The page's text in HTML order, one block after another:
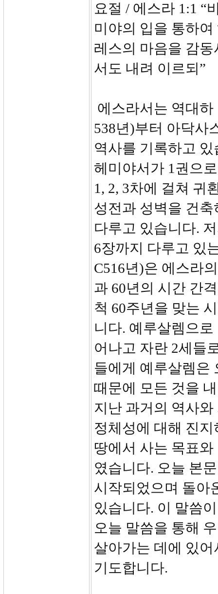
요절 / 에스라 1:1 “
미야의 입을 통하
레스의 마음을 감
서도 내려 이르되”
에스라서는 역대
538년)부터 아닥사
역사를 기록하고
헤미야서가 1권으
1, 2, 3차에 걸쳐 귀
성전과 성벽을 건
다루고 있습니다.
6장까지 다루고 있
C516년)은 에스라
과 60년의 시간 간
척 60주년을 맞는
니다. 예루살렘으
어나고 자란 2세들
들에게 예루살렘은
때문에 모든 것을
지난 과거의 역사
정체성에 대해 진
땅에서 사는 목표
였습니다. 오늘 본
시작되었으며 돌아
있습니다. 이 말씀
오늘 말씀을 통해
살아가는 데에 있
기도합니다.